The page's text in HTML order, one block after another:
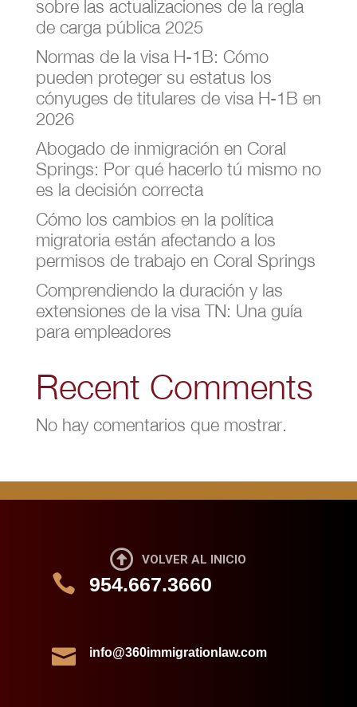
sobre las actualizaciones de la regla
de carga pública 2025
Normas de la visa H-1B: Cómo
pueden proteger su estatus los
cónyuges de titulares de visa H-1B en
2026
Abogado de inmigración en Coral
Springs: Por qué hacerlo tú mismo no
es la decisión correcta
Cómo los cambios en la política
migratoria están afectando a los
permisos de trabajo en Coral Springs
Comprendiendo la duración y las
extensiones de la visa TN: Una guía
para empleadores
Recent Comments
No hay comentarios que mostrar.
 VOLVER AL INICIO
 954.667.3660
 info@360immigrationlaw.com